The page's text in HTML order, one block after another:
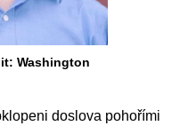
Washington
doslova pohořími